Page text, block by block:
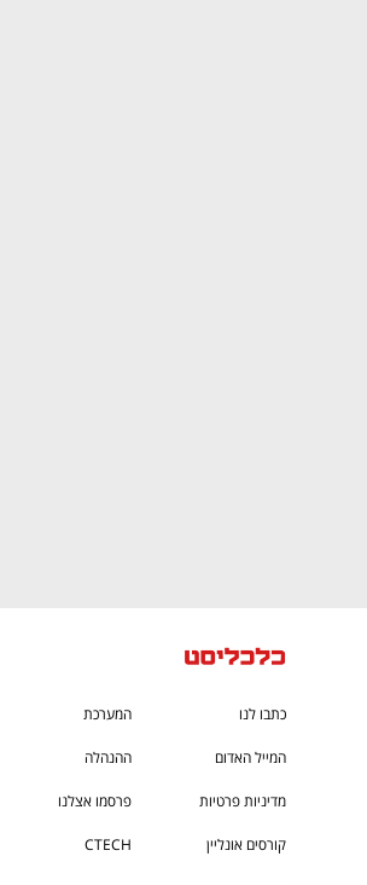
כתבו לנו המערכת
המייל האדום ההנהלה
מדיניות פרטיות פרסמו אצלנו
קורסים אונליין CTECH